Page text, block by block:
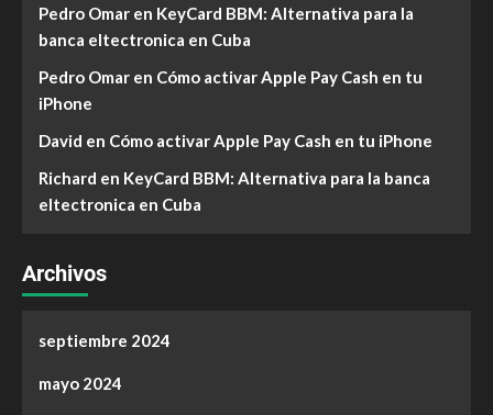
Pedro Omar en KeyCard BBM: Alternativa para la
banca eltectronica en Cuba
Pedro Omar en Cómo activar Apple Pay Cash en tu
iPhone
David en Cómo activar Apple Pay Cash en tu iPhone
Richard en KeyCard BBM: Alternativa para la banca
eltectronica en Cuba
Archivos
septiembre 2024
mayo 2024